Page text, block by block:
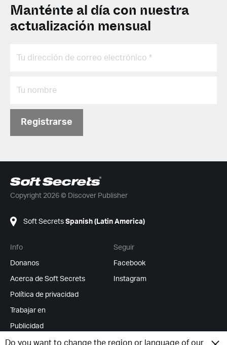
Do you want to change the region or language of our
Manténte al día con nuestra
actualización mensual
Registrarse
Copyright 2026 © Discover Publisher
Soft Secrets Spanish (Latin America)
Info
Donanos
Acerca de Soft Secrets
Política de privacidad
Trabajar en
Publicidad
Feed RSS
Seguir
Facebook
Instagram